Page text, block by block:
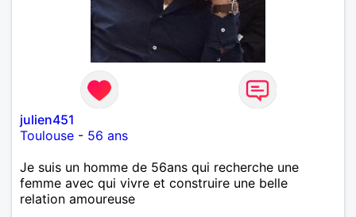
julien451
Toulouse - 56 ans
Je suis un homme de 56ans qui recherche une
femme avec qui vivre et construire une belle
relation amoureuse